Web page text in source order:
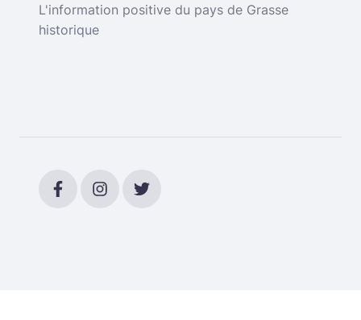
L'information positive du pays de Grasse
historique